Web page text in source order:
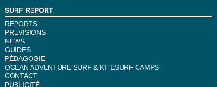
SURF REPORT
REPORTS
PRÉVISIONS
NEWS
GUIDES
PÉDAGOGIE
OCEAN ADVENTURE SURF & KITESURF CAMPS
CONTACT
PUBLICITÉ